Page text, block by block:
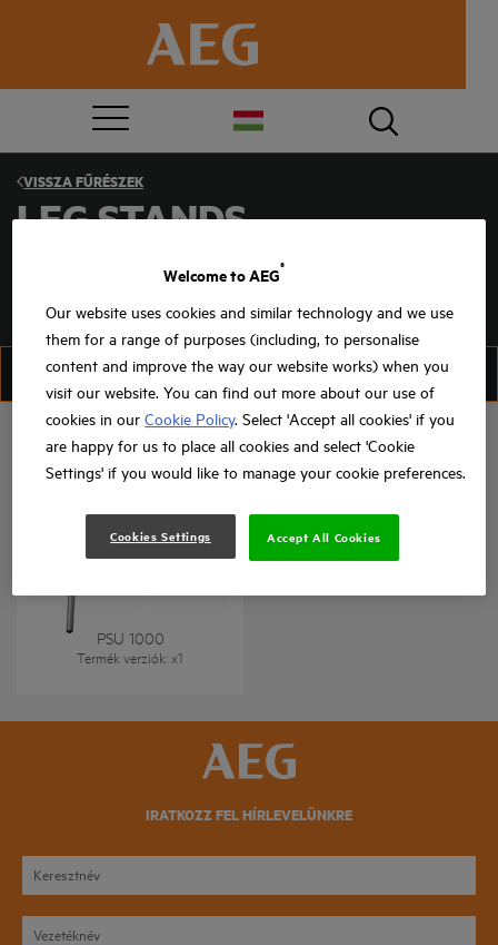
VISSZAFŰRÉSZEK
LEG STANDS
SZŰRÉS RENDEZÉS
UNIVERZÁLIS GÉRVÁGÓ
PSU 1000
Termék verziók: x1
IRATKOZZ FEL HÍRLEVELÜNKRE
Welcome to AEG
®
Our website uses cookies and similar technology and we use
them for a range of purposes (including, to personalise
content and improve the way our website works) when you
visit our website. You can find out more about our use of
cookies in ourCookie Policy. Select 'Accept all cookies' if you
are happy for us to place all cookies and select 'Cookie
Settings' if you would like to manage your cookie preferences.
Cookies Settings Accept All Cookies